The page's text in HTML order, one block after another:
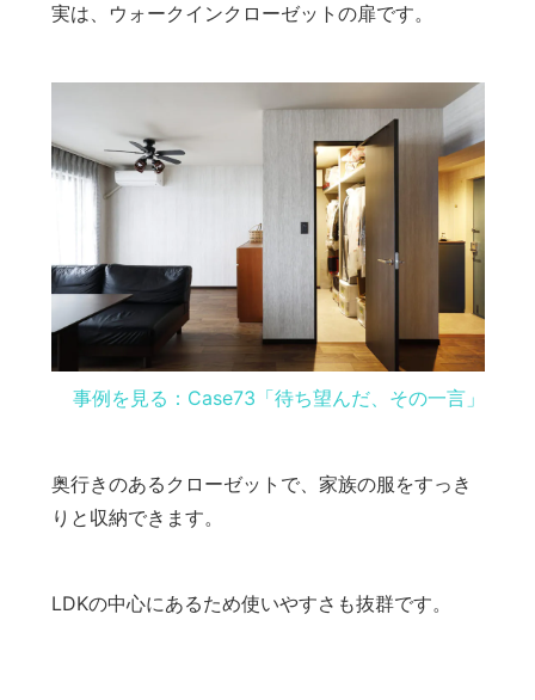
実は、ウォークインクローゼットの扉です。
事例を見る：Case73「待ち望んだ、その一言」
奥行きのあるクローゼットで、家族の服をすっき
りと収納できます。
LDKの中心にあるため使いやすさも抜群です。